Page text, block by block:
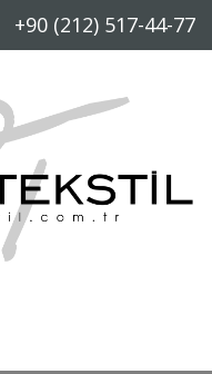
+90 (212) 517-44-77